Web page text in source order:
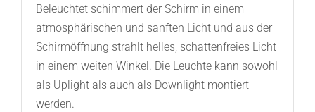
Beleuchtet schimmert der Schirm in einem
atmosphärischen und sanften Licht und aus der
Schirmöffnung strahlt helles, schattenfreies Licht
in einem weiten Winkel. Die Leuchte kann sowohl
als Uplight als auch als Downlight montiert
werden.